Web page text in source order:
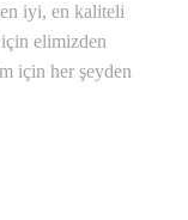
en iyi, en kaliteli
elimizden
için her şeyden